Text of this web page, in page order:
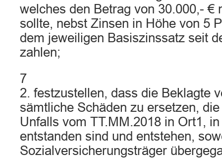
welches den Betrag von 30.000,- €
sollte, nebst Zinsen in Höhe von 5
dem jeweiligen Basiszinssatz seit
zahlen;
7
2. festzustellen, dass die Beklagte
sämtliche Schäden zu ersetzen,
Unfalls vom TT.MM.2018 in Ort1,
entstanden sind und entstehen,
Sozialversicherungsträger